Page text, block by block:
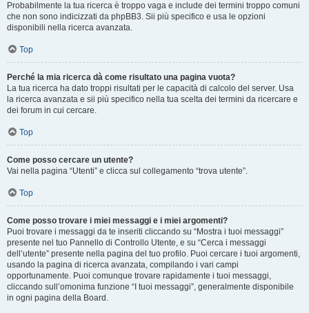
Probabilmente la tua ricerca è troppo vaga e include dei termini troppo comuni
che non sono indicizzati da phpBB3. Sii più specifico e usa le opzioni
disponibili nella ricerca avanzata.
Top
Perché la mia ricerca dà come risultato una pagina vuota?
La tua ricerca ha dato troppi risultati per le capacità di calcolo del server. Usa
la ricerca avanzata e sii più specifico nella tua scelta dei termini da ricercare e
dei forum in cui cercare.
Top
Come posso cercare un utente?
Vai nella pagina “Utenti” e clicca sul collegamento “trova utente”.
Top
Come posso trovare i miei messaggi e i miei argomenti?
Puoi trovare i messaggi da te inseriti cliccando su “Mostra i tuoi messaggi”
presente nel tuo Pannello di Controllo Utente, e su “Cerca i messaggi
dell’utente” presente nella pagina del tuo profilo. Puoi cercare i tuoi argomenti,
usando la pagina di ricerca avanzata, compilando i vari campi
opportunamente. Puoi comunque trovare rapidamente i tuoi messaggi,
cliccando sull’omonima funzione “I tuoi messaggi”, generalmente disponibile
in ogni pagina della Board.